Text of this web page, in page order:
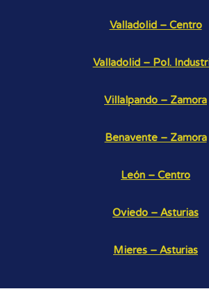
Valladolid – Centro
Valladolid – Pol.
Villalpando – Zamora
Benavente – Zamora
León – Centro
Oviedo – Asturias
Mieres – Asturias